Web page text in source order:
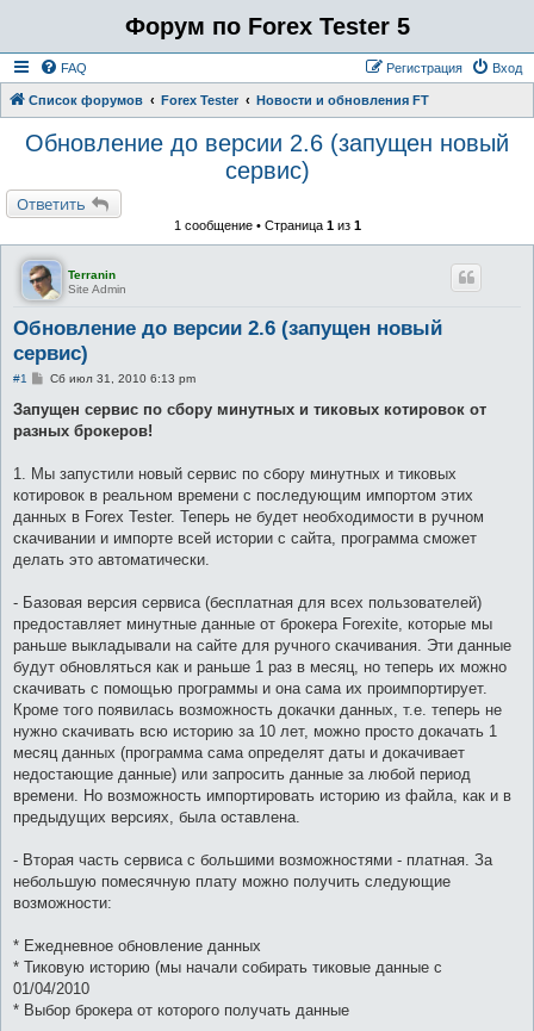
Форум по Forex Tester 5
FAQ Вход
Регистрация
Список форумов Forex Tester Новости и обновления FT
Обновление до версии 2.6 (запущен новый
сервис)
Ответить
1 сообщение • Страница 1из 1
Terranin
Site Admin
Обновление до версии 2.6 (запущен новый
сервис)
#1
С
о
б
щ
и
е
Сб июл 31, 2010 6:13 pm
Запущен сервис по сбору минутных и тиковых котировок от
разных брокеров!
1. Мы запустили новый сервис по сбору минутных и тиковых
котировок в реальном времени с последующим импортом этих
данных в Forex Tester. Теперь не будет необходимости в ручном
скачивании и импорте всей истории с сайта, программа сможет
делать это автоматически.
- Базовая версия сервиса (бесплатная для всех пользователей)
предоставляет минутные данные от брокера Forexite, которые мы
раньше выкладывали на сайте для ручного скачивания. Эти данные
будут обновляться как и раньше 1 раз в месяц, но теперь их можно
скачивать с помощью программы и она сама их проимпортирует.
Кроме того появилась возможность докачки данных, т.е. теперь не
нужно скачивать всю историю за 10 лет, можно просто докачать 1
месяц данных (программа сама определят даты и докачивает
недостающие данные) или запросить данные за любой период
времени. Но возможность импортировать историю из файла, как и в
предыдущих версиях, была оставлена.
- Вторая часть сервиса с большими возможностями - платная. За
небольшую помесячную плату можно получить следующие
возможности:
* Ежедневное обновление данных
* Тиковую историю (мы начали собирать тиковые данные с
01/04/2010
* Выбор брокера от которого получать данные